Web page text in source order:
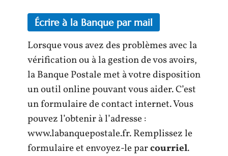
Écrire à la Banque par mail
Lorsque vous avez des problèmes avec la
vérification ou à la gestion de vos avoirs,
la Banque Postale met à votre disposition
un outil online pouvant vous aider. C’est
un formulaire de contact internet. Vous
pouvez l’obtenir à l’adresse :
www.labanquepostale.fr. Remplissez le
formulaire et envoyez-le parcourriel.